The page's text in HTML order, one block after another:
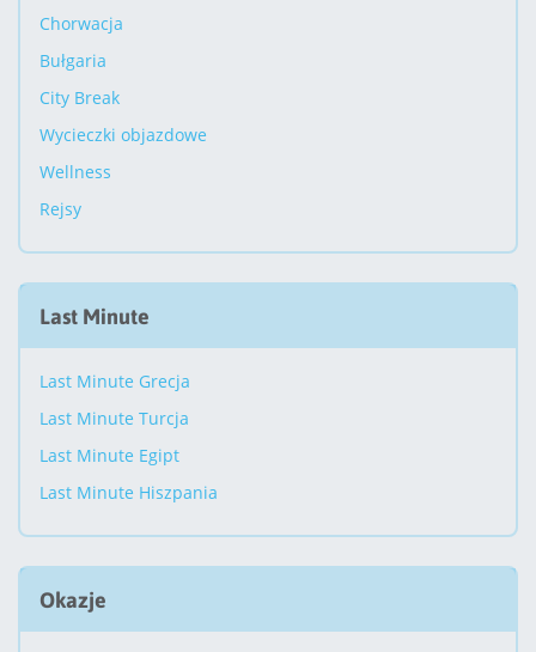
Chorwacja
Bułgaria
City Break
Wycieczki objazdowe
Wellness
Rejsy
Last Minute
Last Minute Grecja
Last Minute Turcja
Last Minute Egipt
Last Minute Hiszpania
Okazje